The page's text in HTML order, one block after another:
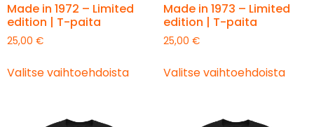
Made in 1972 – Limited
edition | T-paita
25,00 €
Valitse vaihtoehdoista
Made in 1973 – Limited
edition | T-paita
25,00 €
Valitse vaihtoehdoista